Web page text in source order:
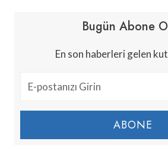
Bugün Abone
En son haberleri gelen
ABONE